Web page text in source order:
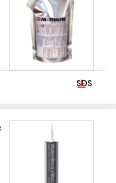
SDS